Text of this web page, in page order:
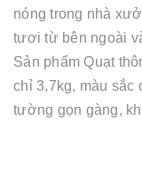
nóng trong nhà
tươi từ bên ngoài
Sản phẩm Quạt
chỉ 3,7kg, màu sắc
tường gọn gàng,